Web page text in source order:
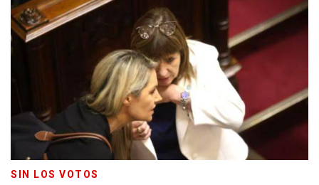
SIN LOS VOTOS